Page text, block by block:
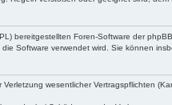
bereitgestellten Foren-Software der
Software verwendet wird. Sie können
wesentlicher Vertragspflichten